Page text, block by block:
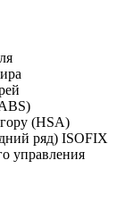
(HSA)
ряд) ISOFIX
управления